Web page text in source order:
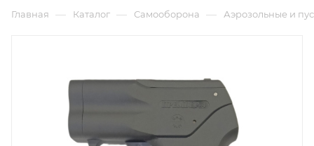
Главная — Каталог — Самооборона — Аэрозольные и